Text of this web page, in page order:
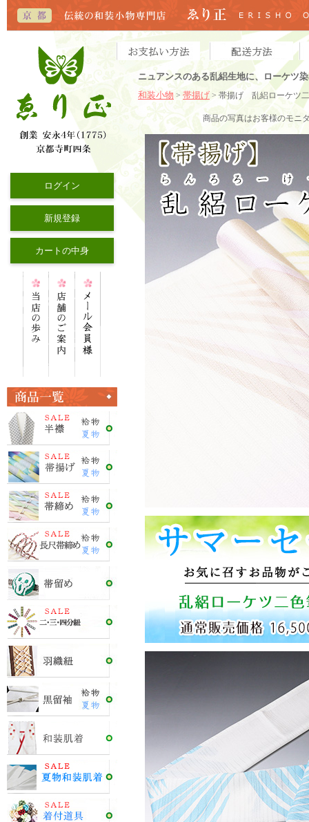
ログイン
新規登録
カートの中身
ニュアンスのある乱絽生地に、ローケツ
和装小物 > 帯揚げ > 帯揚げ 乱絽ローケツ
商品の写真はお客様のモニ